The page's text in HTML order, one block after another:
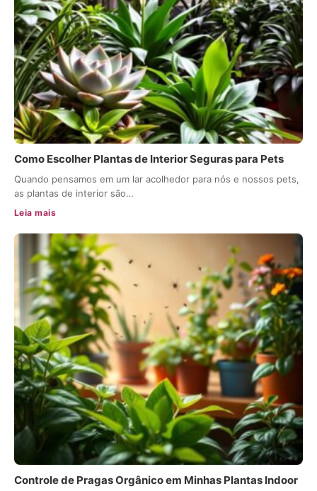
Como Escolher Plantas de Interior Seguras para Pets
Quando pensamos em um lar acolhedor para nós e nossos pets,
as plantas de interior são…
Leia mais
Controle de Pragas Orgânico em Minhas Plantas Indoor